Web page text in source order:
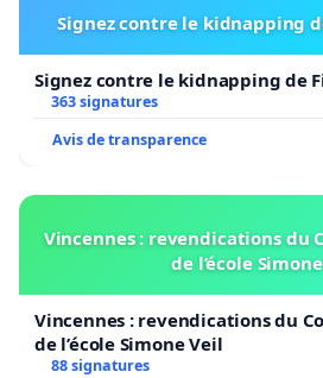
Signez contre le kidnapping
Signez contre le kidnapping de
363 signatures
Avis de transparence
Vincennes : revendications du
de l’école
Vincennes : revendications du
de l’école Simone Veil
88 signatures